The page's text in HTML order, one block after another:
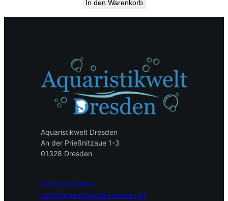
In den Warenkorb
Aquaristikwelt Dresden
An der Prießnitzaue 1-3
01328 Dresden
0176-62720643
info@aquaristikwelt-dresden.de